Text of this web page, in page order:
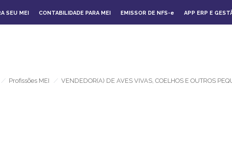
/ Profissões MEI / VENDEDOR(A) DE AVES VIVAS, COELHOS E OUTROS
SEU MEI CONTABILIDADE PARA MEI EMISSOR DE NFS-e APP ERP E